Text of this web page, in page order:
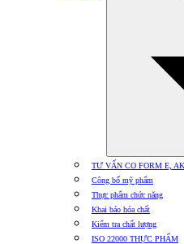
TƯ VẤN CO FORM E,
Công bố mỹ phẩm
Thực phẩm chức năng
Khai báo hóa chất
Kiểm tra chất lượng
ISO 22000 THỰC PHẨM